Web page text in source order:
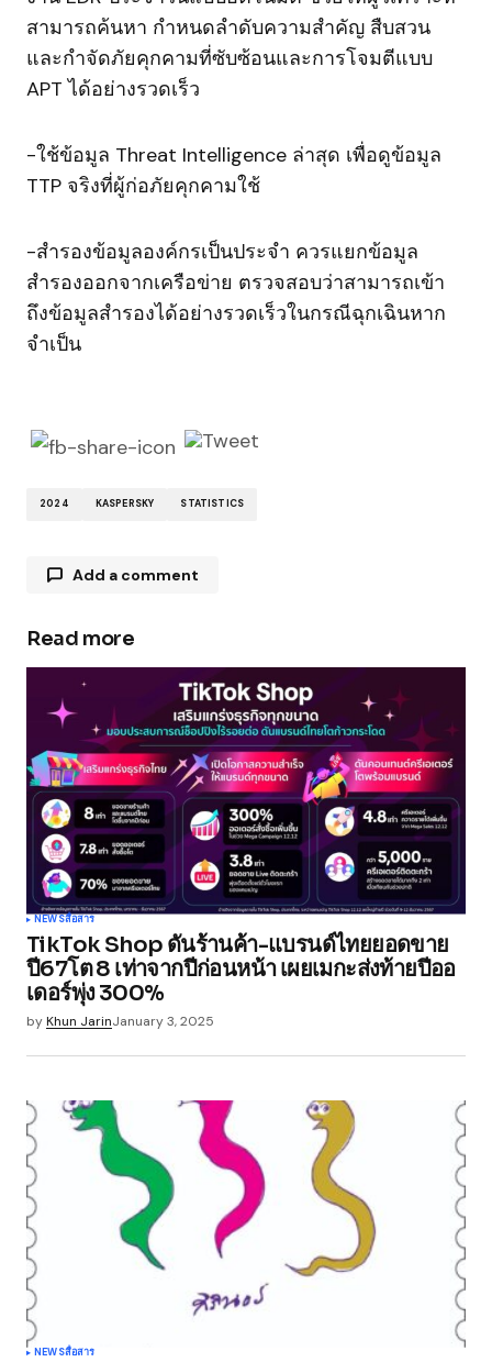
สามารถค้นหา กำหนดลำดับความสำคัญ สืบสวน
และกำจัดภัยคุกคามที่ซับซ้อนและการโจมตีแบบ
APT ได้อย่างรวดเร็ว
-ใช้ข้อมูล Threat Intelligence ล่าสุด เพื่อดูข้อมูล
TTP จริงที่ผู้ก่อภัยคุกคามใช้
-สำรองข้อมูลองค์กรเป็นประจำ ควรแยกข้อมูล
สำรองออกจากเครือข่าย ตรวจสอบว่าสามารถเข้า
ถึงข้อมูลสำรองได้อย่างรวดเร็วในกรณีฉุกเฉินหาก
จำเป็น
2024 KASPERSKY STATISTICS
Add a comment
Your email address will not be published.
Required fields are marked*
Comment*
Your Name*
Your E-mail*
Save my name, email, and website in this
browser for the next time I comment.
Submit Comment
Read more
NEWSสื่อสาร
TikTok Shop ดันร้านค้า-แบรนด์ไทยยอดขาย
ปี67โต 8 เท่าจากปีก่อนหน้า เผยเมกะส่งท้ายปีออ
เดอร์พุ่ง 300%
byKhun JarinJanuary 3, 2025
NEWSสื่อสาร